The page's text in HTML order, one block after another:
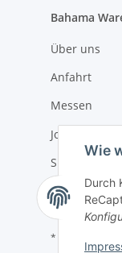
Wie
Durch
Bahama
Über uns
Anfahrt
Messen
Jobs
Sitemap
Impressum
* Alle Preise